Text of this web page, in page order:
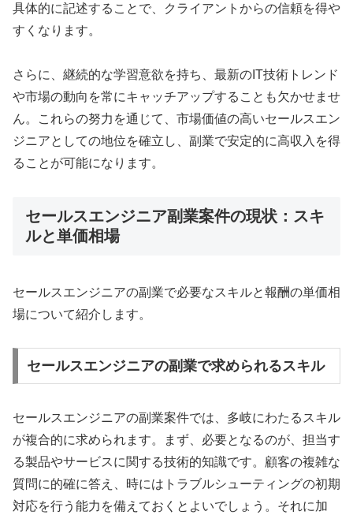
具体的に記述することで、クライアントからの信頼を得や
すくなります。
さらに、継続的な学習意欲を持ち、最新のIT技術トレンド
や市場の動向を常にキャッチアップすることも欠かせませ
ん。これらの努力を通じて、市場価値の高いセールスエン
ジニアとしての地位を確立し、副業で安定的に高収入を得
ることが可能になります。
セールスエンジニア副業案件の現状：スキ
ルと単価相場
セールスエンジニアの副業で必要なスキルと報酬の単価相
場について紹介します。
セールスエンジニアの副業で求められるスキル
セールスエンジニアの副業案件では、多岐にわたるスキル
が複合的に求められます。まず、必要となるのが、担当す
る製品やサービスに関する技術的知識です。顧客の複雑な
質問に的確に答え、時にはトラブルシューティングの初期
対応を行う能力を備えておくとよいでしょう。それに加